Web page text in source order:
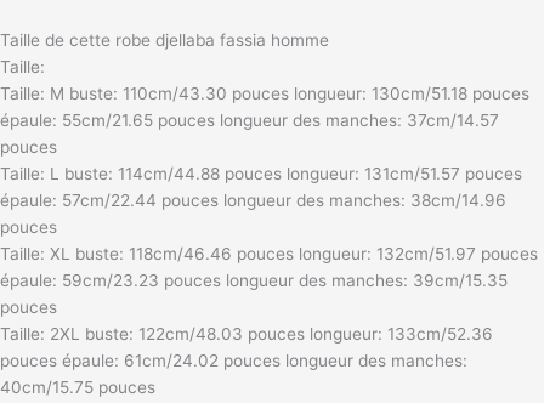
Taille de cette robe djellaba fassia homme
Taille:
Taille: M buste: 110cm/43.30 pouces longueur: 130cm/51.18 pouces
épaule: 55cm/21.65 pouces longueur des manches: 37cm/14.57
pouces
Taille: L buste: 114cm/44.88 pouces longueur: 131cm/51.57 pouces
épaule: 57cm/22.44 pouces longueur des manches: 38cm/14.96
pouces
Taille: XL buste: 118cm/46.46 pouces longueur: 132cm/51.97 pouces
épaule: 59cm/23.23 pouces longueur des manches: 39cm/15.35
pouces
Taille: 2XL buste: 122cm/48.03 pouces longueur: 133cm/52.36
pouces épaule: 61cm/24.02 pouces longueur des manches:
40cm/15.75 pouces